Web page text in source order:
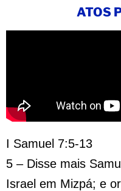
ATOS
I Samuel 7:5-13
5 – Disse mais
Israel em Mizpá; e